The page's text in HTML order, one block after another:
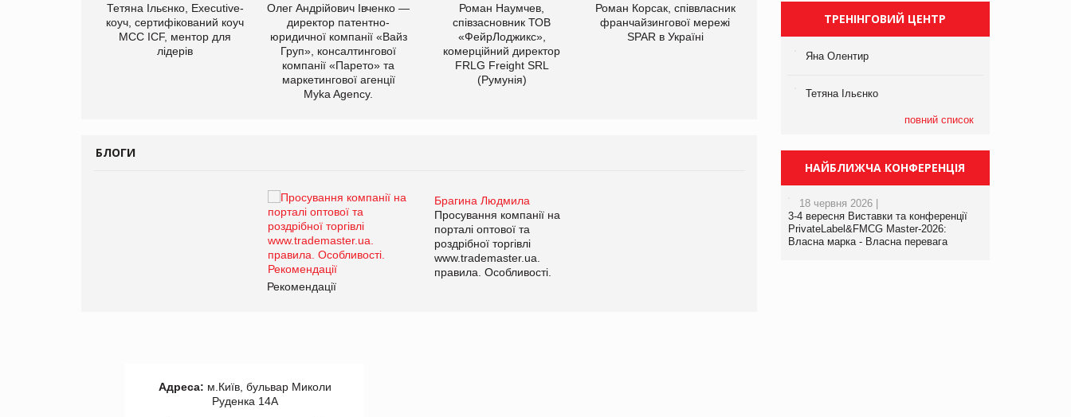
Тетяна Ільєнко, Executive-
коуч, сертифікований коуч
МСС ICF, ментор для
лідерів
Олег Андрійович Івченко —
директор патентно-
юридичної компанії «Вайз
Груп», консалтингової
компанії «Парето» та
маркетингової агенції
Myka Agency.
Роман Наумчев,
співзасновник ТОВ
«ФейрЛоджикс»,
комерційний директор
FRLG Freight SRL
(Румунія)
Роман Корсак, співвласник
франчайзингової мережі
SPAR в Україні
Файно маркет Директор
департаменту з
виробництва
компанії «УкраМарин»
БЛОГИ
Брагина Людмила
Просування компанії на
порталі оптової та
роздрібної торгівлі
www.trademaster.ua.
правила. Особливості.
Рекомендації
Брагина Людмила
Просування компанії на
порталі оптової та
роздрібної торгівлі
ТРЕНІНГОВИЙ ЦЕНТР
Яна Олентир
Тетяна Ільєнко
повний список
НАЙБЛИЖЧА КОНФЕРЕНЦІЯ
18 червня 2026 |
3-4 вересня Виставки та конференції
PrivateLabel&FMCG Master-2026:
Власна марка - Власна перевага
Адреса: м.Київ, бульвар Миколи
Руденка 14А